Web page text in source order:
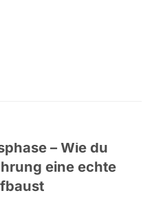
– Wie du
eine echte